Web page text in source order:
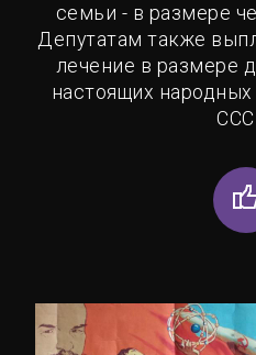
семьи - в размере
Депутатам также
лечение в размере
настоящих